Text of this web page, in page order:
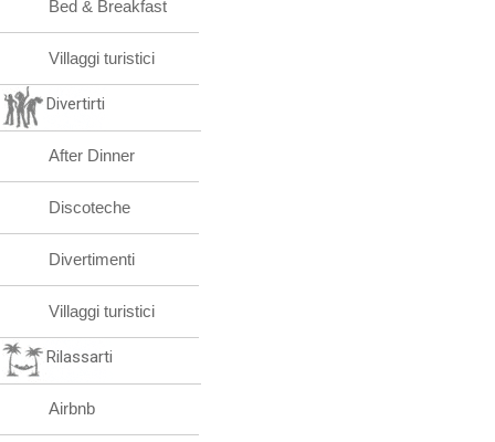
Bed & Breakfast
Villaggi turistici
Divertirti
After Dinner
Discoteche
Divertimenti
Villaggi turistici
Rilassarti
Airbnb